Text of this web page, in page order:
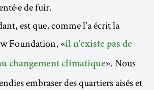
de fuir.
est que, comme l'a écrit la
Foundation, «il n'existe pas de
changement climatique». Nous
embraser des quartiers aisés et